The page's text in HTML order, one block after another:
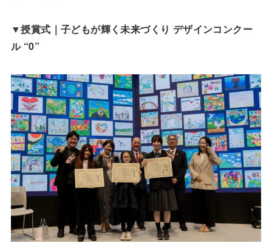
▼授賞式｜子どもが輝く未来づくり デザインコンクー
ル “0”